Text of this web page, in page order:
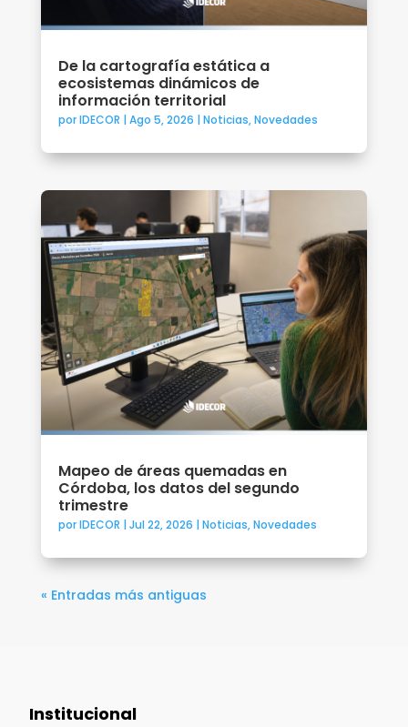
De la cartografía estática a
ecosistemas dinámicos de
información territorial
porIDECOR | Ago 5, 2026 | Noticias,Novedades
Mapeo de áreas quemadas en
Córdoba, los datos del segundo
trimestre
porIDECOR | Jul 22, 2026 | Noticias,Novedades
« Entradas más antiguas
Institucional